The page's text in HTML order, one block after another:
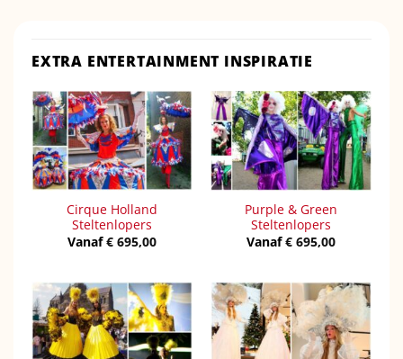
EXTRA ENTERTAINMENT INSPIRATIE
Cirque Holland
Steltenlopers
Vanaf€ 695,00
Purple & Green
Steltenlopers
Vanaf€ 695,00